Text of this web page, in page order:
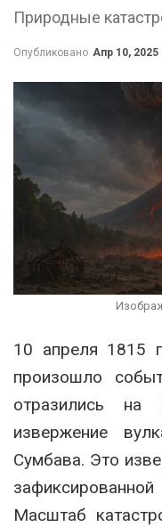
Природные
Опубликовано Апр 10, 2025
10 апреля 1815
произошло
отразились
извержение
Сумбава. Это
Масштаб